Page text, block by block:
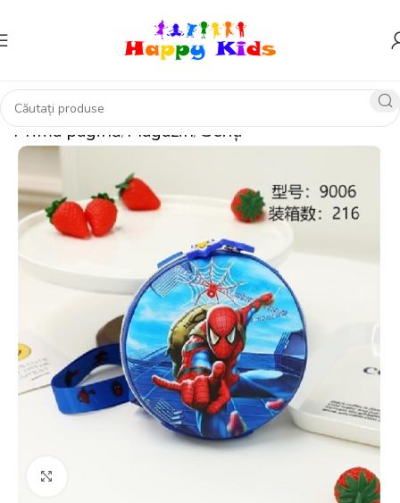
Prima pagină Magazin Genți